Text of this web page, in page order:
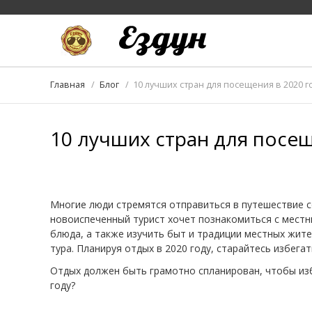
Главная Блог 10 лучших стран для посещения в 2020
10 лучших стран для
Многие люди стремятся отправиться в
новоиспеченный турист хочет познакомиться с
блюда, а также изучить быт и традиции местных
тура. Планируя отдых в 2020 году, старайтесь
Отдых должен быть грамотно спланирован, чтобы
году?